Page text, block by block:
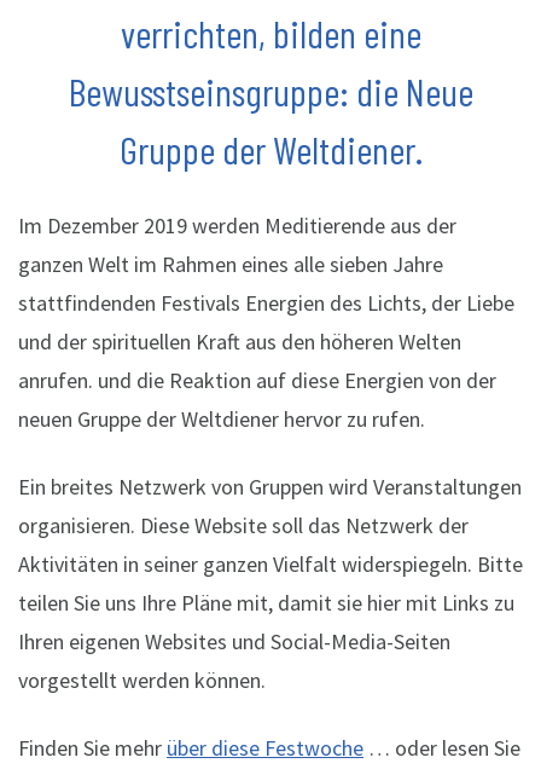
verrichten, bilden eine
Bewusstseinsgruppe: die Neue
Gruppe der Weltdiener.
Im Dezember 2019 werden Meditierende aus der
ganzen Welt im Rahmen eines alle sieben Jahre
stattfindenden Festivals Energien des Lichts, der Liebe
und der spirituellen Kraft aus den höheren Welten
anrufen. und die Reaktion auf diese Energien von der
neuen Gruppe der Weltdiener hervor zu rufen.
Ein breites Netzwerk von Gruppen wird Veranstaltungen
organisieren. Diese Website soll das Netzwerk der
Aktivitäten in seiner ganzen Vielfalt widerspiegeln. Bitte
teilen Sie uns Ihre Pläne mit, damit sie hier mit Links zu
Ihren eigenen Websites und Social-Media-Seiten
vorgestellt werden können.
Finden Sie mehr über diese Festwoche … oder lesen Sie